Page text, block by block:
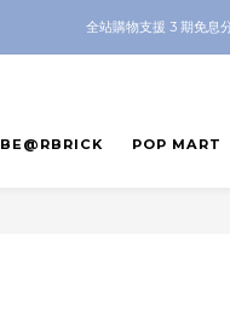
CRA5Y SHOP 全店
全站購物支援 3 期免息
CRA5Y SHOP 全店
BE@RBRICK POP MART